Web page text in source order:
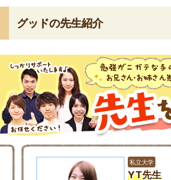
グッドの先生紹介
私立大学
YT先生